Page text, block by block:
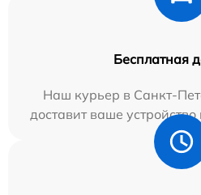
Бесплатная
Наш курьер в Санкт-
доставит ваше